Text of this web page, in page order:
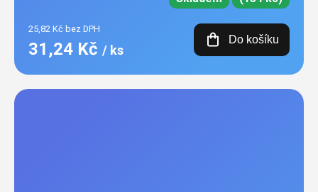
25,82 Kč bez DPH
31,24 Kč / ks
Do košíku